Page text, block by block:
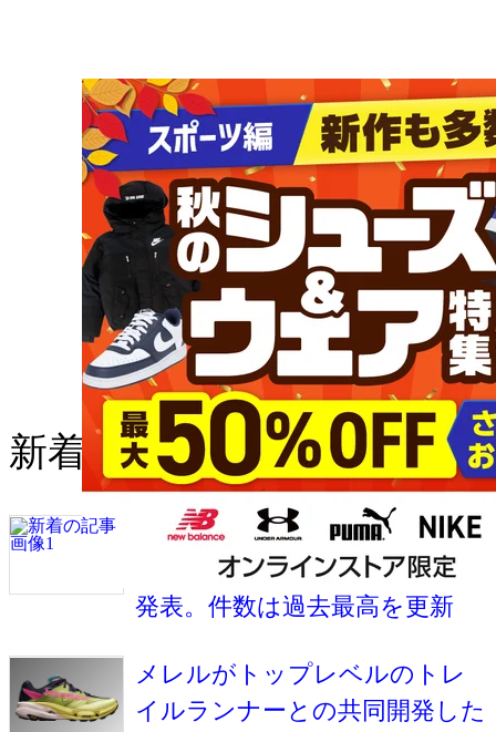
新着の記事
RUNNETが2026年上半期の国内
マラソン大会エントリー動向を
発表。件数は過去最高を更新
メレルがトップレベルのトレ
イルランナーとの共同開発した